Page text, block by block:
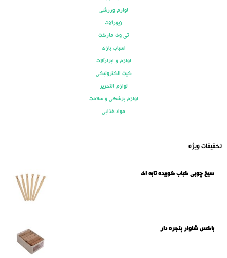
لوازم ورزشی
زیورآلات
تی وی مارکت
اسباب بازی
لوازم و ابزارآلات
کیت الکترونیکی
لوازم التحریر
لوازم پزشکی و سلامت
مواد غذایی
تخفیفات ویژه
سیخ چوبی کباب کوبیده تابه ای
باکس شلوار پنجره دار